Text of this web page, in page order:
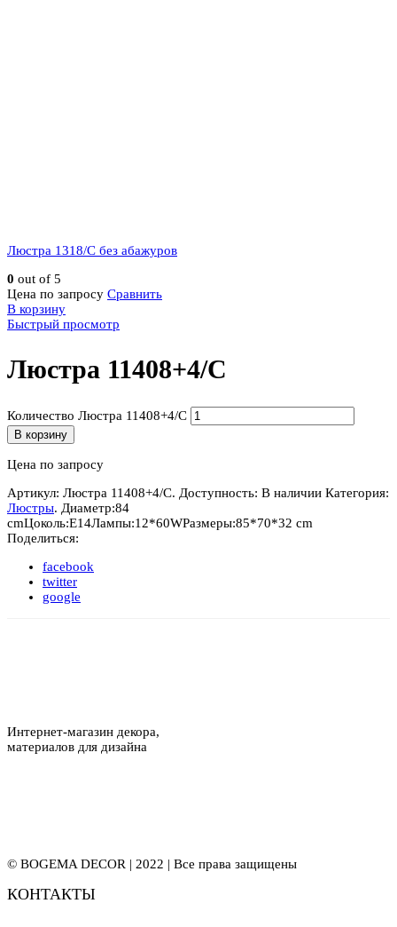
Люстра 1318/C без абажуров
0 out of 5
Цена по запросу Сравнить
В корзину
Быстрый просмотр
Люстра 11408+4/C
Количество Люстра 11408+4/C
В корзину
Цена по запросу
Артикул: Люстра 11408+4/C. Доступность: В наличии Категория:
Люстры. Диаметр:84
cmЦоколь:E14Лампы:12*60WРазмеры:85*70*32 cm
Поделиться:
facebook
twitter
google
Интернет-магазин декора,
материалов для дизайна
© BOGEMA DECOR | 2022 | Все права защищены
КОНТАКТЫ